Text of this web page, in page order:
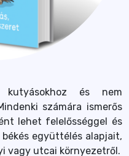
és nem
számára ismerős
lehet felelősséggel és
együttélés alapjait,
vagy utcai környezetről.